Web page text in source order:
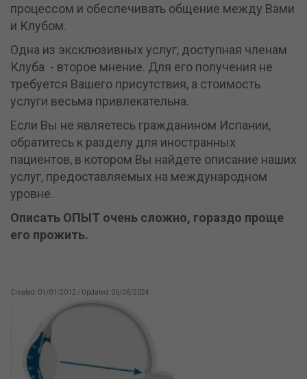
процессом и обеспечивать общение между Вами
и Клубом.
Одна из эксклюзивных услуг, доступная членам
Клуба - второе мнение. Для его получения не
требуется Вашего присутствия, а стоимость
услуги весьма привлекательна.
Если Вы не являетесь гражданином Испании,
обратитесь к разделу для иностранных
пациентов, в котором Вы найдете описание наших
услуг, предоставляемых на международном
уровне.
Описать ОПЫТ очень сложно, гораздо проще
его прожить.
Created: 01/01/2012 / Updated: 06/06/2024